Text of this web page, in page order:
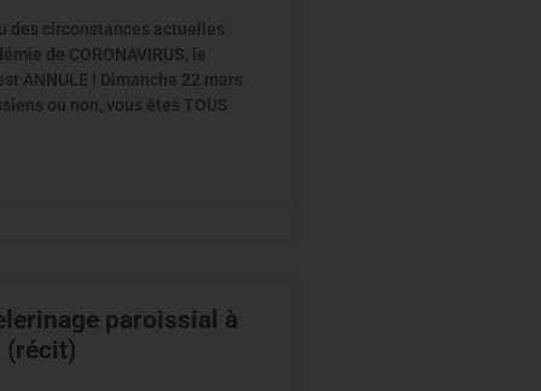
des circonstances actuelles
de CORONAVIRUS, le
ANNULE ! Dimanche 22 mars
ou non, vous êtes TOUS
paroissial à
(récit)